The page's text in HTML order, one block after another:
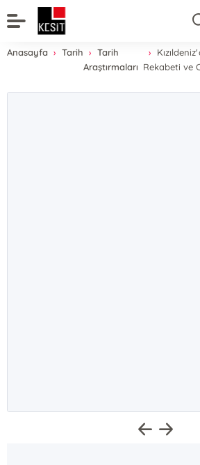
Anasayfa Tarih
Tarih
Araştırmaları Rekabeti ve